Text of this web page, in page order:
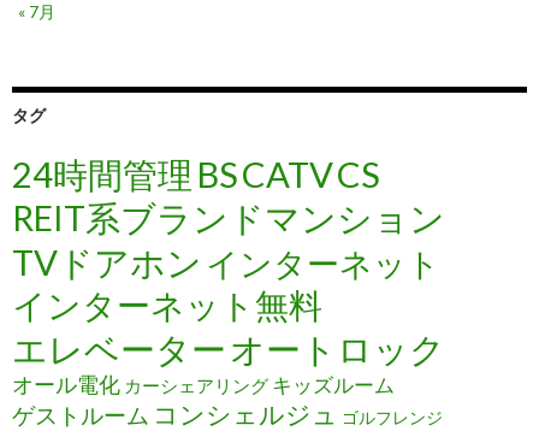
« 7月
タグ
24時間管理 BSCATVCS
REIT系ブランドマンション
TVドアホン インターネット
インターネット無料
エレベーター オートロック
オール電化 カーシェアリング キッズルーム
ゲストルーム コンシェルジュ ゴルフレンジ